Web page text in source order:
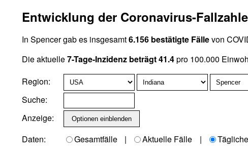
Entwicklung der Coronavirus-
In Spencer gab es insgesamt6.156 bestätigte Fällevon
Die aktuelle7-Tage-Inzidenz beträgt 41.4pro 100.000
Region:
Suche:
Anzeige:
Daten:
Gesamtfälle | Aktuelle Fälle |